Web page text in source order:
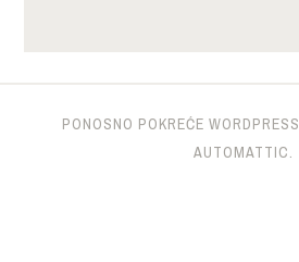
PONOSNO POKREĆE WORDPRESS
AUTOMATTIC.